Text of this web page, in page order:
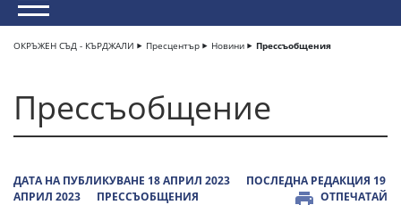
ОКРЪЖЕН СЪД - КЪРДЖАЛИ Пресцентър Новини Прессъобщения
Прессъобщение
ДАТА НА ПУБЛИКУВАНЕ 18 АПРИЛ 2023
ПОСЛЕДНА РЕДАКЦИЯ 19
АПРИЛ 2023
ПРЕССЪОБЩЕНИЯ ОТПЕЧАТАЙ